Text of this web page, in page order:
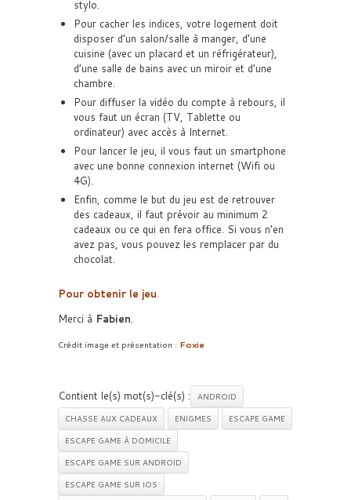
stylo.
Pour cacher les indices, votre logement doit
disposer d’un salon/salle à manger, d’une
cuisine (avec un placard et un réfrigérateur),
d’une salle de bains avec un miroir et d’une
chambre.
Pour diffuser la vidéo du compte à rebours, il
vous faut un écran (TV, Tablette ou
ordinateur) avec accès à Internet.
Pour lancer le jeu, il vous faut un smartphone
avec une bonne connexion internet (Wifi ou
4G).
Enfin, comme le but du jeu est de retrouver
des cadeaux, il faut prévoir au minimum 2
cadeaux ou ce qui en fera office. Si vous n’en
avez pas, vous pouvez les remplacer par du
chocolat.
Pour obtenir le jeu.
Merci à Fabien.
Crédit image et présentation : Foxie
Contient le(s) mot(s)-clé(s) :
ANDROID
CHASSE AUX CADEAUX
ENIGMES
ESCAPE GAME
ESCAPE GAME À DOMICILE
ESCAPE GAME SUR ANDROID
ESCAPE GAME SUR IOS